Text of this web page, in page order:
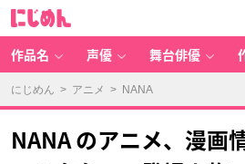
作品名 声優 舞台俳優
にじめん > アニメ > NANA
NANA のアニメ、漫画